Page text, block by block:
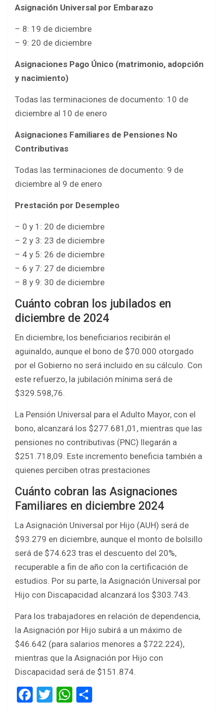
Asignación Universal por Embarazo
– 8: 19 de diciembre
– 9: 20 de diciembre
Asignaciones Pago Único (matrimonio, adopción
y nacimiento)
Todas las terminaciones de documento: 10 de
diciembre al 10 de enero
Asignaciones Familiares de Pensiones No
Contributivas
Todas las terminaciones de documento: 9 de
diciembre al 9 de enero
Prestación por Desempleo
– 0 y 1: 20 de diciembre
– 2 y 3: 23 de diciembre
– 4 y 5: 26 de diciembre
– 6 y 7: 27 de diciembre
– 8 y 9: 30 de diciembre
Cuánto cobran los jubilados en
diciembre de 2024
En diciembre, los beneficiarios recibirán el
aguinaldo, aunque el bono de $70.000 otorgado
por el Gobierno no será incluido en su cálculo. Con
este refuerzo, la jubilación mínima será de
$329.598,76.
La Pensión Universal para el Adulto Mayor, con el
bono, alcanzará los $277.681,01, mientras que las
pensiones no contributivas (PNC) llegarán a
$251.718,09. Este incremento beneficia también a
quienes perciben otras prestaciones
Cuánto cobran las Asignaciones
Familiares en diciembre 2024
La Asignación Universal por Hijo (AUH) será de
$93.279 en diciembre, aunque el monto de bolsillo
será de $74.623 tras el descuento del 20%,
recuperable a fin de año con la certificación de
estudios. Por su parte, la Asignación Universal por
Hijo con Discapacidad alcanzará los $303.743.
Para los trabajadores en relación de dependencia,
la Asignación por Hijo subirá a un máximo de
$46.642 (para salarios menores a $722.224),
mientras que la Asignación por Hijo con
Discapacidad será de $151.874.
F
T
W